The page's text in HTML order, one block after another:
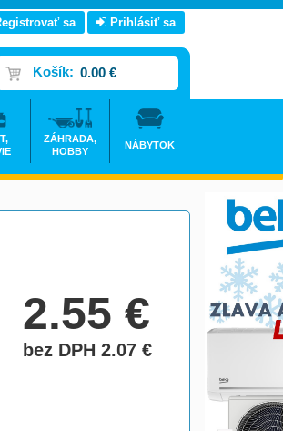
2.55€
bez DPH 2.07€
sa Prihlásiť sa
Košík: 0.00 €
ZÁHRADA,
HOBBY
NÁBYTOK